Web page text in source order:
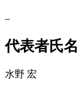
–
代表者氏名
水野 宏